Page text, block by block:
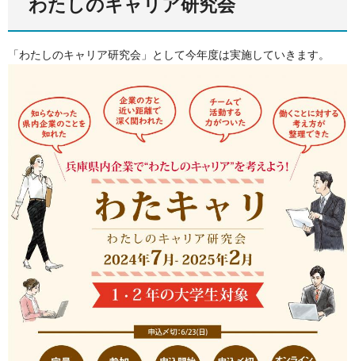
わたしのキャリア研究会
「わたしのキャリア研究会」として今年度は実施していきます。